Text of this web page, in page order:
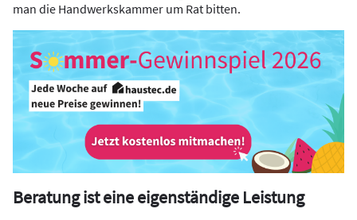
man die Handwerkskammer um Rat bitten.
Beratung ist eine eigenständige Leistung